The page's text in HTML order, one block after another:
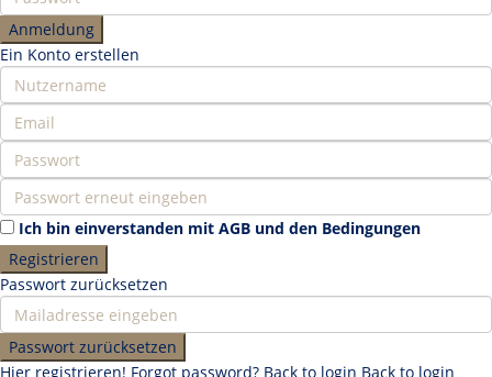
Anmeldung
Ein Konto erstellen
Ich bin einverstanden mit AGB und den Bedingungen
Registrieren
Passwort zurücksetzen
Passwort zurücksetzen
Hier registrieren! Forgot password? Back to login Back to login